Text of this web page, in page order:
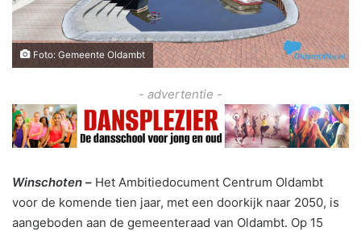
Foto: Gemeente Oldambt
- advertentie -
Winschoten – Het Ambitiedocument Centrum Oldambt
voor de komende tien jaar, met een doorkijk naar 2050, is
aangeboden aan de gemeenteraad van Oldambt. Op 15